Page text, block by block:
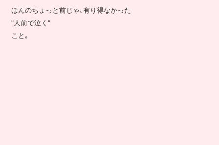
ほんのちょっと前じゃ､有り得なかった
"人前で泣く"
こと｡